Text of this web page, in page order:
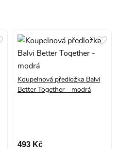
Koupelnová předložka Balvi
Better Together - modrá
493 Kč